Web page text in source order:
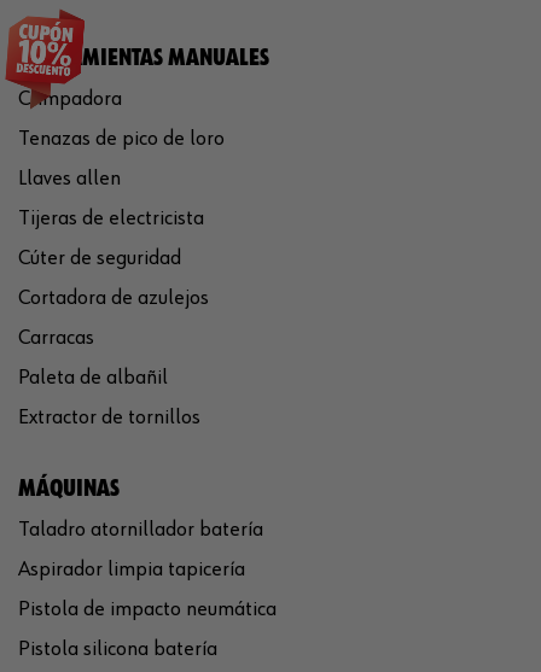
HERRAMIENTAS MANUALES
Crimpadora
Tenazas de pico de loro
Llaves allen
Tijeras de electricista
Cúter de seguridad
Cortadora de azulejos
Carracas
Paleta de albañil
Extractor de tornillos
MÁQUINAS
Taladro atornillador batería
Aspirador limpia tapicería
Pistola de impacto neumática
Pistola silicona batería